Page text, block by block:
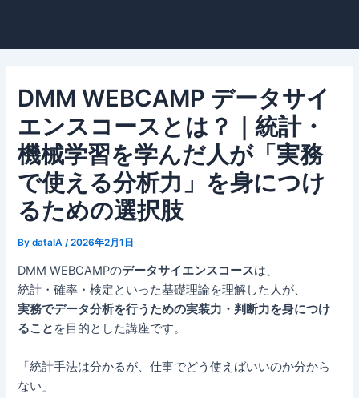
DMM WEBCAMP データサイ
エンスコースとは？｜統計・
機械学習を学んだ人が「実務
で使える分析力」を身につけ
るための選択肢
BydataIA/2026年2月1日
DMM WEBCAMPのデータサイエンスコースは、
統計・確率・検定といった基礎理論を理解した人が、
実務でデータ分析を行うための実装力・判断力を身につけ
ること を目的とした講座です。
「統計手法は分かるが、仕事でどう使えばいいのか分から
ない」